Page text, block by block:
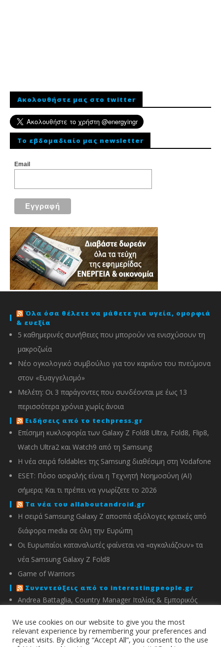
Ακολουθήστε μας στο twitter
To εβδομαδιαίο μας newsletter
Email
Όλα όσα θέλετε να μάθετε για υγεία, ομορφιά
& ευεξία
5 καθημερινές συνήθειες που μπορούν να ενισχύσουν τη
μακροζωία
Νέο ογκολογικό συμβούλιο για τον καρκίνο του πνεύμονα
στον «Ευαγγελισμό»
Μελέτη: Οι 3 παράγοντες που συνδέονται με έως 13
περισσότερα χρόνια χωρίς άνοια
Ειδήσεις από το techpress.gr
Επίσημη κυκλοφορία των Galaxy Z Fold8 Ultra, Fold8, Flip8,
Watch Ultra2 και Watch9 από τη Samsung
Η νέα σειρά foldables της Samsung διαθέσιμη στη Vodafone
ESET: Πόσο ασφαλής είναι η Τεχνητή Νοημοσύνη (AI)
σήμερα; Και τι πρέπει να γνωρίζετε το 2026
Τα νέα του allaboutandroid.gr
Η σειρά Samsung Galaxy Z αποσπά αξιόλογες κριτικές από
διάφορα media σε όλη την Ευρώπη
Οι Ευρωπαίοι καταναλωτές φαίνεται να «αγκαλιάζουν» τα
νέα Samsung Galaxy Z Fold8
Game of Warriors
Συνεντεύξεις από το interestingpeople.gr
Andrea Battaglia, Country Manager Ιταλίας & Εμπορικός
IMOU
Μιχάλης Χειμώνας, Γενικός Διευθυντής ΣΦΕΕ
We use cookies on our website to give you the most
relevant experience by remembering your preferences and
repeat visits. By clicking “Accept All”, you consent to the use